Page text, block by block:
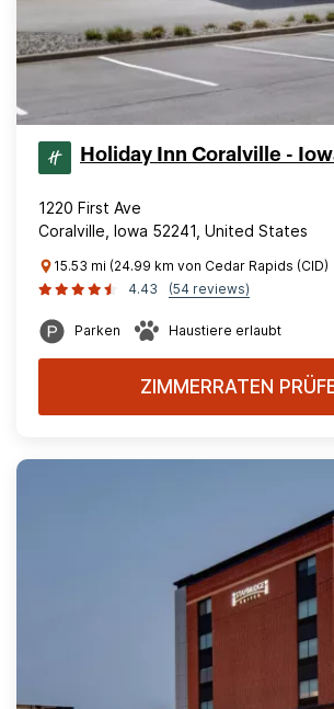
Holiday Inn Coralville -
1220 First Ave
Coralville, Iowa 52241, United States
15.53 mi (24.99 km von Cedar Rapids (CID)
4.43
(54 reviews)
Parken Haustiere erlaubt
ZIMMERRATEN